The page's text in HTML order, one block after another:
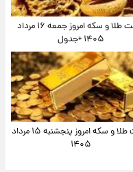
قیمت طلا و سکه امروز جمعه ۱۶ مرداد
۱۴۰۵ +جدول
قیمت طلا و سکه امروز پنجشنبه ۱۵ مرداد
۱۴۰۵